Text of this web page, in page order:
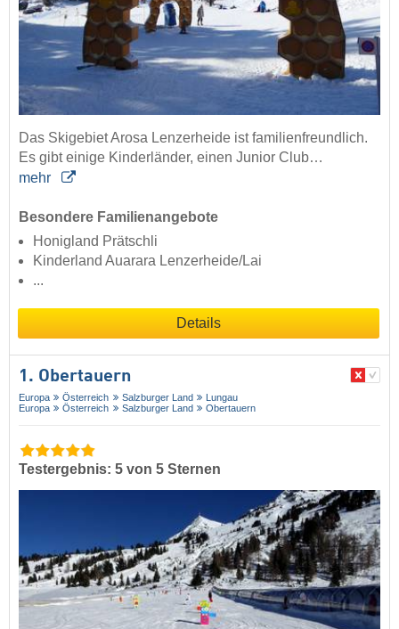
Das Skigebiet Arosa Lenzerheide ist familienfreundlich.
Es gibt einige Kinderländer, einen Junior Club…
mehr
Besondere Familienangebote
Honigland Prätschli
Kinderland Auarara Lenzerheide/Lai
...
Details
1. Obertauern
Europa Österreich Salzburger Land
Lungau
Europa
Österreich Salzburger Land Obertauern
Testergebnis: 5 von 5 Sternen